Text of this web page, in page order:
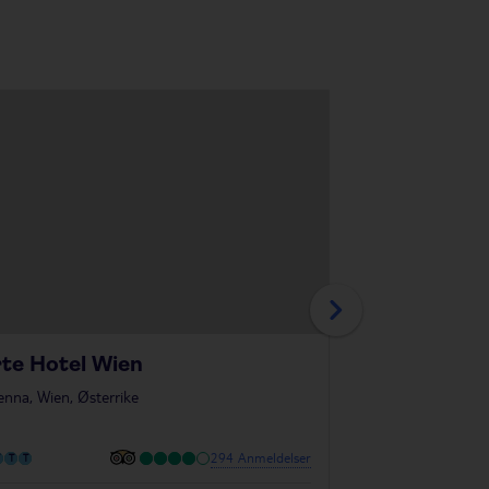
Hotel Wien
Wien, Østerrike
294 Anmeldelser